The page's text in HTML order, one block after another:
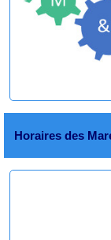
Horaires des